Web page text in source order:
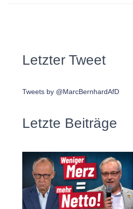
Letzter Tweet
Tweets by @MarcBernhardAfD
Letzte Beiträge